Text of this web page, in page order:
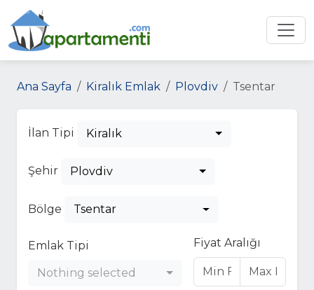
Ana Sayfa Kiralık Emlak Plovdiv Tsentar
İlan Tipi Kiralık
Şehir Plovdiv
Bölge Tsentar
Emlak Tipi
Nothing selected
Fiyat Aralığı